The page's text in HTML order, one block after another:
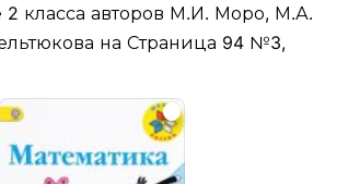
2 класса авторов М.И. Моро, М.А.
на Страница 94 №3,